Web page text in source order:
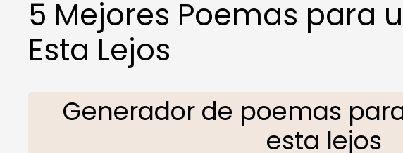
5 Mejores Poemas para
Esta Lejos
Generador de poemas
esta lejos